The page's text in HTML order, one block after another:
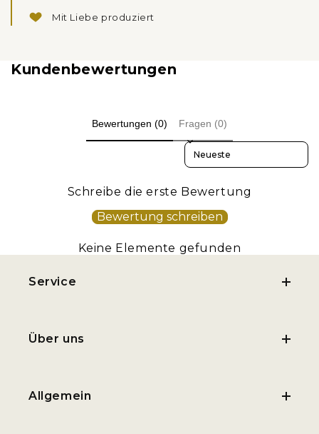
Eichenhonig aus Griechenland
Griechenland zum Verschenken
Mit Liebe produziert
Kundenbewertungen
Bewertungen (0) Fragen (0)
Sort reviews by
Schreibe die erste Bewertung
Bewertung schreiben
Keine Elemente gefunden
Service
Über uns
Allgemein